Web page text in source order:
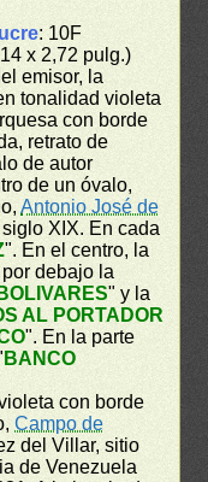
: 10F
x 2,72 pulg.)
emisor, la
tonalidad violeta
con borde
retrato de
de autor
de un óvalo,
Antonio José de
XIX. En cada
". En el centro, la
por debajo la
" y la
AL PORTADOR
". En la parte
BANCO
con borde
Campo de
del Villar, sitio
de Venezuela